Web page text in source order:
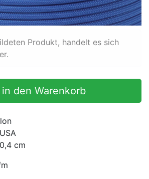
Produkt, handelt es sich
in den Warenkorb
cm